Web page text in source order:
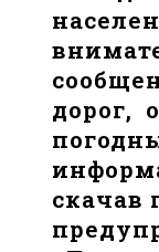
дорог,